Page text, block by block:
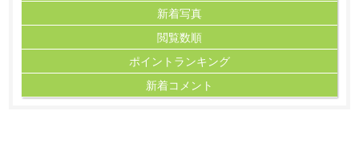
新着写真
閲覧数順
ポイント ランキング
新着コメント